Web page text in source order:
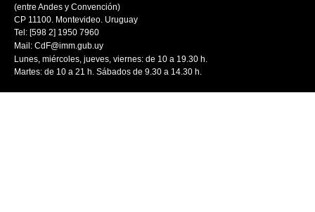
(entre Andes y Convención)
CP 11100. Montevideo. Uruguay
Tel: [598 2] 1950 7960
Mail: CdF@imm.gub.uy
Lunes, miércoles, jueves, viernes: de 10 a 19.30 h.
Martes: de 10 a 21 h. Sábados de 9.30 a 14.30 h.